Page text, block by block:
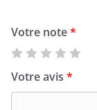
Votre note*
Votre avis *